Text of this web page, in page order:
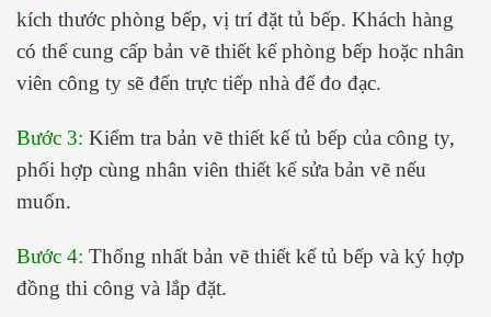
kích thước phòng bếp, vị trí đặt tủ bếp. Khách hàng
có thể cung cấp bản vẽ thiết kế phòng bếp hoặc nhân
viên công ty sẽ đến trực tiếp nhà để đo đạc.
Bước 3: Kiểm tra bản vẽ thiết kế tủ bếp của công ty,
phối hợp cùng nhân viên thiết kế sửa bản vẽ nếu
muốn.
Bước 4: Thống nhất bản vẽ thiết kế tủ bếp và ký hợp
đồng thi công và lắp đặt.